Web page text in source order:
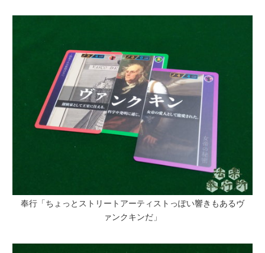
奉行「ちょっとストリートアーティストっぽい響きもあるヴ
ァンクキンだ」